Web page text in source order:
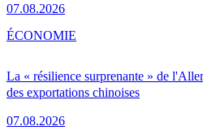
07.08.2026
La « résilience surprenante » de
des exportations chinoises
07.08.2026
ÉCONOMIE